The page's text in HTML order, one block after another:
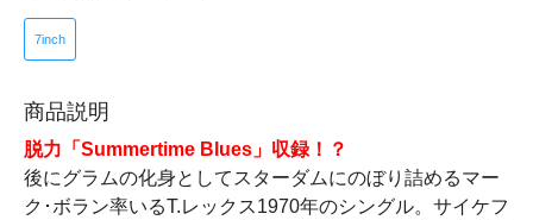
7inch
商品説明
脱力「Summertime Blues」収録！？
後にグラムの化身としてスターダムにのぼり詰めるマー
ク･ボラン率いるT.レックス1970年のシングル。サイケフ